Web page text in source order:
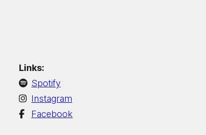
Links:
Spotify
Instagram
Facebook